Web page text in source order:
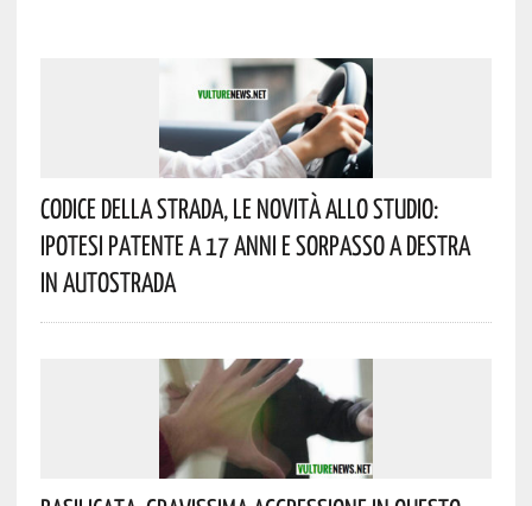
Codice Della Strada, Le Novità Allo Studio:
Ipotesi Patente A 17 Anni E Sorpasso A Destra
In Autostrada